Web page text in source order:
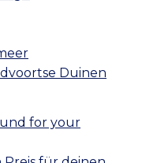
Duinen
for your